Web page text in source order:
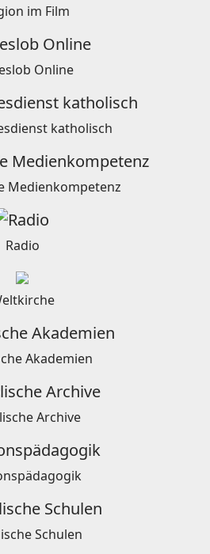
im Film
Online
katholisch
Medienkompetenz
Radio
Akademien
Archive
Schulen